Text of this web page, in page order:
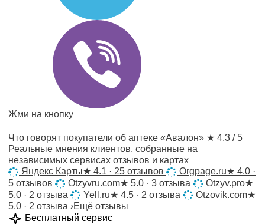
Жми на кнопку
Что говорят покупатели об аптеке «Авалон» ★ 4.3 / 5
Реальные мнения клиентов, собранные на
независимых сервисах отзывов и картах
Яндекс Карты★ 4.1 · 25 отзывов Orgpage.ru★ 4.0 ·
5 отзывов
Otzyvru.com★ 5.0 · 3 отзыва Otzyv.pro★
5.0 · 2 отзыва
Yell.ru★ 4.5 · 2 отзыва Otzovik.com★
5.0 · 2 отзыва ›Ещё отзывы
Бесплатный сервис